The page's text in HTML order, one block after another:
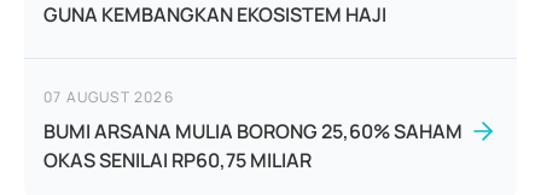
GUNA KEMBANGKAN EKOSISTEM HAJI
07 AUGUST 2026
BUMI ARSANA MULIA BORONG 25,60% SAHAM
OKAS SENILAI RP60,75 MILIAR